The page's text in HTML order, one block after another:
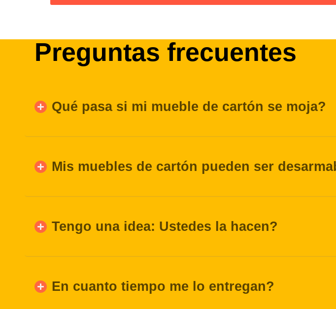
Preguntas frecuentes
Qué pasa si mi mueble de cartón se moja?
Mis muebles de cartón pueden ser
Tengo una idea: Ustedes la hacen?
En cuanto tiempo me lo entregan?